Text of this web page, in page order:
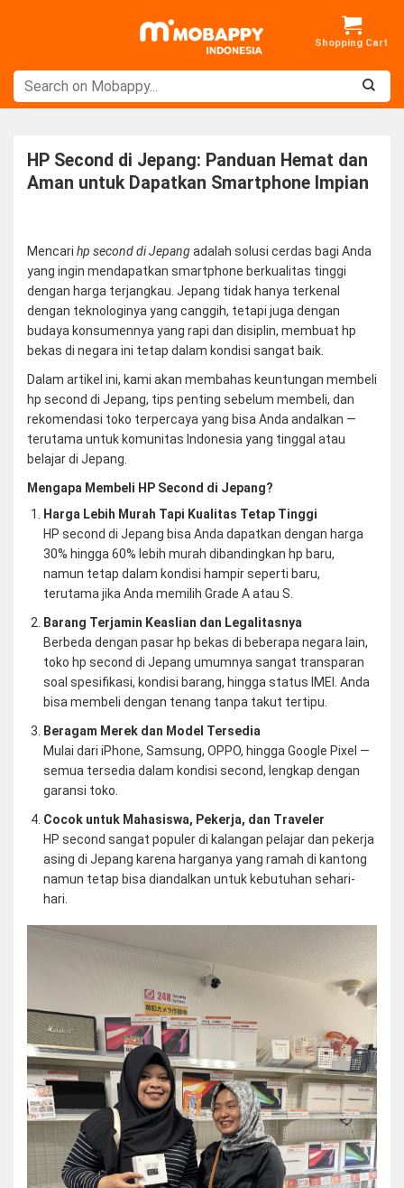
HP Second di Jepang: Panduan Hemat dan
Aman untuk Dapatkan Smartphone Impian
Mencari hp second di Jepangadalah solusi cerdas bagi Anda
yang ingin mendapatkan smartphone berkualitas tinggi
dengan harga terjangkau. Jepang tidak hanya terkenal
dengan teknologinya yang canggih, tetapi juga dengan
budaya konsumennya yang rapi dan disiplin, membuat hp
bekas di negara ini tetap dalam kondisi sangat baik.
Dalam artikel ini, kami akan membahas keuntungan membeli
hp second di Jepang, tips penting sebelum membeli, dan
rekomendasi toko terpercaya yang bisa Anda andalkan —
terutama untuk komunitas Indonesia yang tinggal atau
belajar di Jepang.
Mengapa Membeli HP Second di Jepang?
Harga Lebih Murah Tapi Kualitas Tetap Tinggi
HP second di Jepang bisa Anda dapatkan dengan harga
30% hingga 60% lebih murah dibandingkan hp baru,
namun tetap dalam kondisi hampir seperti baru,
terutama jika Anda memilih Grade A atau S.
Barang Terjamin Keaslian dan Legalitasnya
Berbeda dengan pasar hp bekas di beberapa negara lain,
toko hp second di Jepang umumnya sangat transparan
soal spesifikasi, kondisi barang, hingga status IMEI. Anda
bisa membeli dengan tenang tanpa takut tertipu.
Beragam Merek dan Model Tersedia
Mulai dari iPhone, Samsung, OPPO, hingga Google Pixel —
semua tersedia dalam kondisi second, lengkap dengan
garansi toko.
Cocok untuk Mahasiswa, Pekerja, dan Traveler
HP second sangat populer di kalangan pelajar dan pekerja
asing di Jepang karena harganya yang ramah di kantong
namun tetap bisa diandalkan untuk kebutuhan sehari-
hari.